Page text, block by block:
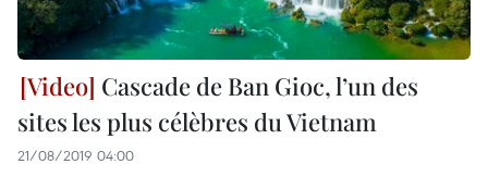
Cascade de Ban Gioc, l’un des
sites les plus célèbres du Vietnam
21/08/2019 04:00